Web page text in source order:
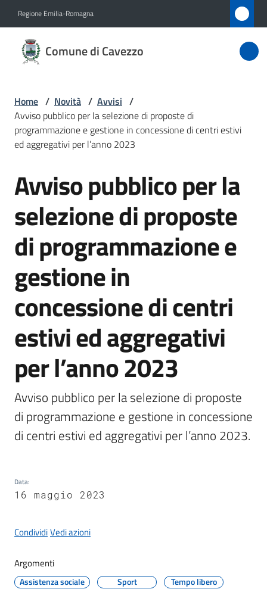
Regione Emilia-Romagna
Comune di Cavezzo
di
Amministrazione
Menu selezionato
Servizi
Vivere
Cavezzo
Protezione
Cavezzo
Informa
Sportello
telematico
SUE
gli
argomenti...
su
Home / Novità / Avvisi /
Avviso pubblico per la selezione di proposte di
programmazione e gestione in concessione di centri estivi
ed aggregativi per l’anno 2023
Salta al contenuto
Avviso pubblico per la
selezione di proposte
di programmazione e
gestione in
concessione di centri
estivi ed aggregativi
per l’anno 2023
Avviso pubblico per la selezione di proposte
di programmazione e gestione in concessione
di centri estivi ed aggregativi per l’anno 2023.
Data:
16 maggio 2023
CondividiVedi azioni
Argomenti
Assistenza sociale Sport
Tempo libero